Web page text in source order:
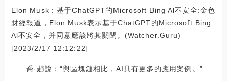
Elon Musk：基于ChatGPT的Microsoft Bing Al不安全:金色
財經報道，Elon Musk表示基于ChatGPT的Microsoft Bing
Al不安全，并同意應該將其關閉。(Watcher.Guru)
[2023/2/17 12:12:22]
喬·趙說：“與區塊鏈相比，AI具有更多的應用案例。”